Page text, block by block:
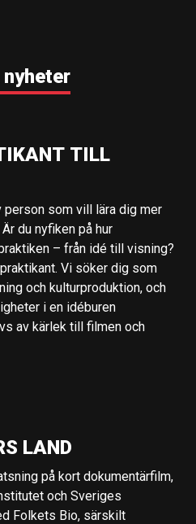
nyheter
TILL
person som vill lära dig mer
du nyfiken på hur
– från idé till visning?
Vi söker dig som
och kulturproduktion, och
i en idéburen
av kärlek till filmen och
LAND
på kort dokumentärfilm,
och Sveriges
Folkets Bio, särskilt